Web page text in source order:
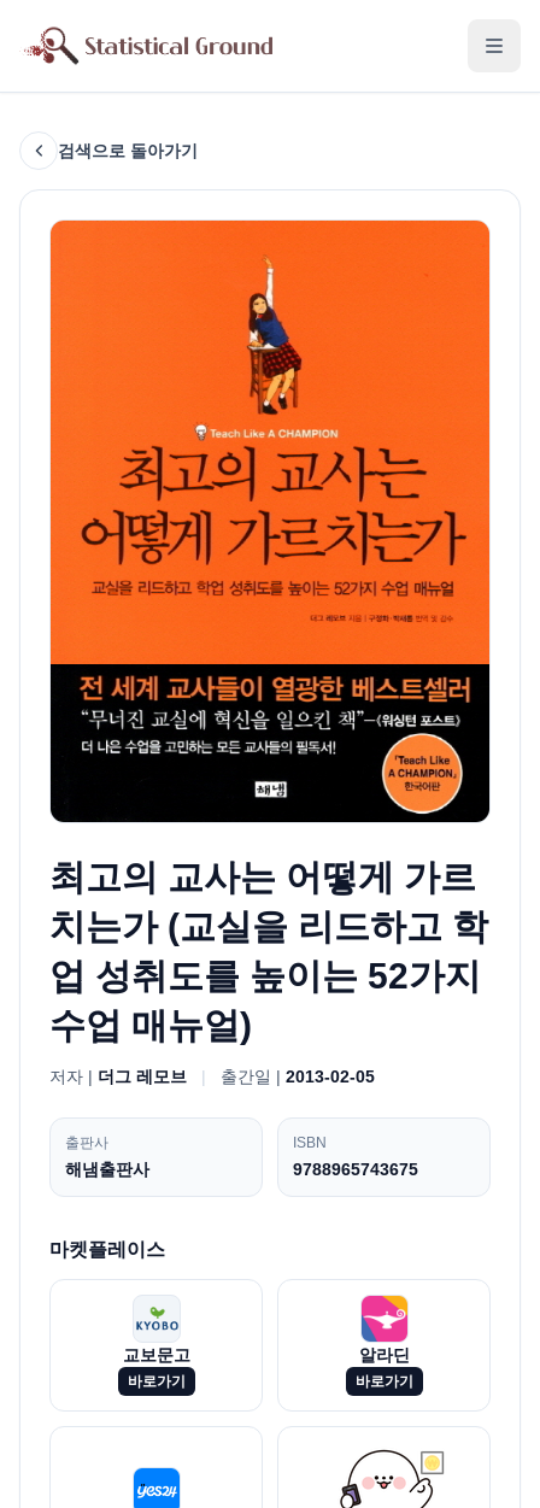
검색으로 돌아가기
최고의 교사는 어떻게 가르
치는가 (교실을 리드하고 학
업 성취도를 높이는 52가지
수업 매뉴얼)
저자 | 더그 레모브 | 출간일 | 2013-02-05
출판사
해냄출판사
ISBN
9788965743675
마켓플레이스
교보문고
바로가기
알라딘
바로가기